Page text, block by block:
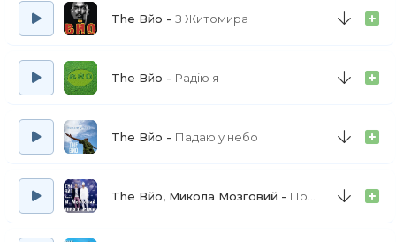
The Вйо З Житомира
The Вйо Радію я
The Вйо Падаю у небо
The Вйо, Микола Мозговий Прут ріка